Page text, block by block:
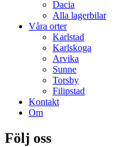
Dacia
Alla lagerbilar
Våra orter
Karlstad
Karlskoga
Arvika
Sunne
Torsby
Filipstad
Kontakt
Om
Följ oss